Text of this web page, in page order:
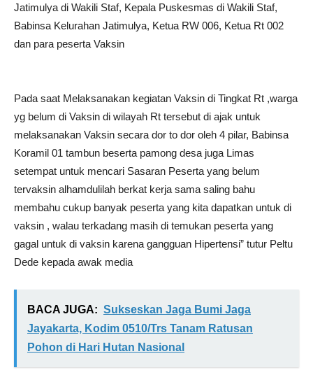
Jatimulya di Wakili Staf, Kepala Puskesmas di Wakili Staf,
Babinsa Kelurahan Jatimulya, Ketua RW 006, Ketua Rt 002
dan para peserta Vaksin
Pada saat Melaksanakan kegiatan Vaksin di Tingkat Rt ,warga
yg belum di Vaksin di wilayah Rt tersebut di ajak untuk
melaksanakan Vaksin secara dor to dor oleh 4 pilar, Babinsa
Koramil 01 tambun beserta pamong desa juga Limas
setempat untuk mencari Sasaran Peserta yang belum
tervaksin alhamdulilah berkat kerja sama saling bahu
membahu cukup banyak peserta yang kita dapatkan untuk di
vaksin , walau terkadang masih di temukan peserta yang
gagal untuk di vaksin karena gangguan Hipertensi” tutur Peltu
Dede kepada awak media
BACA JUGA: Sukseskan Jaga Bumi Jaga
Jayakarta, Kodim 0510/Trs Tanam Ratusan
Pohon di Hari Hutan Nasional